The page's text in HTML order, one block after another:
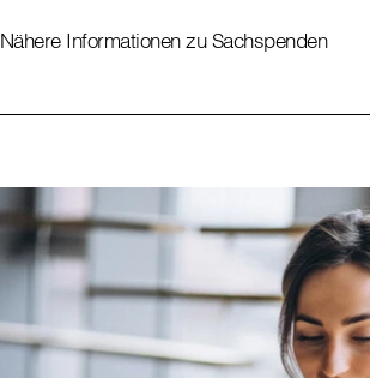
Nähere Informationen zu Sachspenden